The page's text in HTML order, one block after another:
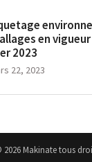
en
2023
22, 2023
Makinate tous